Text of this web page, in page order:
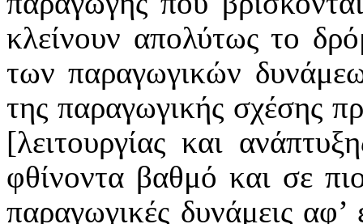
κλείνουν απολύτως το
των παραγωγικών
της παραγωγικής σχέσης
[λειτουργίας και
φθίνοντα βαθμό και σε
παραγωγικές δυνάμεις